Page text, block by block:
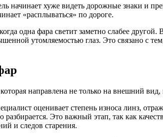
хуже видеть дорожные знаки и
«расплываться» по дороге.
одна фара светит заметно слабее
утомляемостью глаз. Это связано с
направлена не только на внешний вид,
оценивает степень износа линз,
Это важный этап, так как
и следов старения.